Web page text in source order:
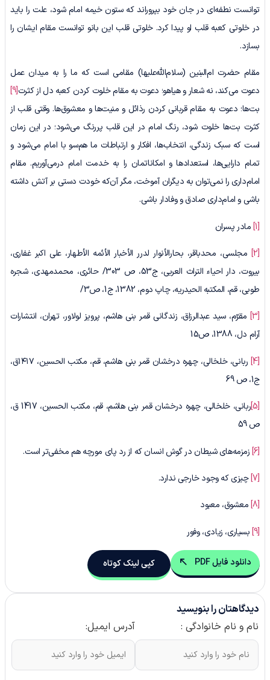
توانست نطفه‌ای در جان خود بپروراند که ستون خیمه امام شود، علت را باید
در خلوتی کعبه قلب او پیدا کرد. خلوتی قلب این بانو توانست مقام ایشان را
بسازد.
مقام حضرت ام‌البنین (سلام‌الله‌علیها) مقامی است که ما را به میدان عمل
دعوت می‌کند، نه شعار و هیاهو؛ دعوت به مقام خلوت کردن کعبه دل از کثرت[9]
بت‌ها؛ دعوت به مقام قربانی کردن رذائل و منیت‌ها و معشوق‌ها. وقتی قلب از
کثرت بت‌ها خلوت شود، رنگ امام در این قلب پررنگ می‌شود؛ در این زمان
است که سبک زندگی، انتخاب‌ها، افکار و ارتباطات ما هم‌سو با امام می‌شود و
تمام دارایی‌ها، استعدادها و امکاناتمان را به خدمت امام درمی‌آوریم. مقام
امام‌داری را نمی‌توان به دیگران آموخت، مگر آن‌که خودت دستی بر آتش داشته
باشی و امام‌داری صادق و وفادار باشی.
[1] مادر پسران
[2]
مجلسی، محدباقر، بحارالأنوار لدرر الأخبار الأئمه الأطهار، علی اکبر غفاری،
بیروت، دار احیاء التراث العربی، ج53، ص 303/ حائری، محمدمهدی، شجره
طوبی، قم، المکتبه الحیدریه، چاپ دوم، 1382، ج1، ص3/
[3] مقرّم، سید عبدالرزاق، زندگانی قمر بنی هاشم، پرویز لولاور، تهران، انتشارات
آرام دل، 1388، ص15
[4]
ربانی، خلخالی، چهره درخشان قمر بنی هاشم، قم، مکتب الحسین، ۱۴۱۷ق،
ج1، ص 69
[5]
ربانی، خلخالی، چهره درخشان قمر بنی هاشم، قم، مکتب الحسین، 1417 ق،
ص 59
[6] زمزمه‌های شیطان در گوش انسان که از رد پای مورچه هم مخفی‌تر است.
[7] چیزی که وجود خارجی ندارد.
[8] معشوق، معبود
[9] بسیاری، زیادی، وفور
دانلود فایل PDF کپی لینک کوتاه
دیدگاهتان را بنویسید
نام و نام خانوادگی :
آدرس ایمیل: